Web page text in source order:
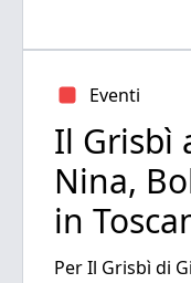
Eventi
Il Grisbì
Nina,
in
Per Il Grisbì di